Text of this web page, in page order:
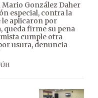
González Daher
especial, contra la
le aplicaron por
queda firme su pena
cumple otra
usura, denuncia